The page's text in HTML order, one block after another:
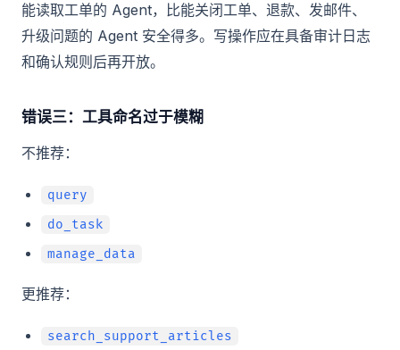
能读取工单的 Agent，比能关闭工单、退款、发邮件、
升级问题的 Agent 安全得多。写操作应在具备审计日志
和确认规则后再开放。
错误三：工具命名过于模糊
不推荐：
query
do_task
manage_data
更推荐：
search_support_articles